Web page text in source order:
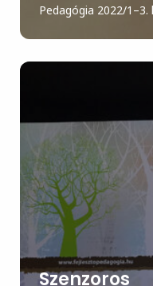
Pedagógia 2022/
Szenzoros